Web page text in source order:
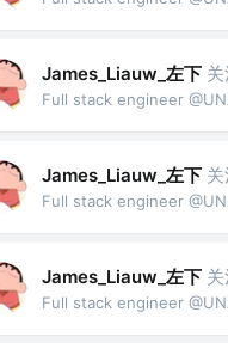
James_Liauw_左下
Full stack engineer
James_Liauw_左下
Full stack engineer
James_Liauw_左下
Full stack engineer